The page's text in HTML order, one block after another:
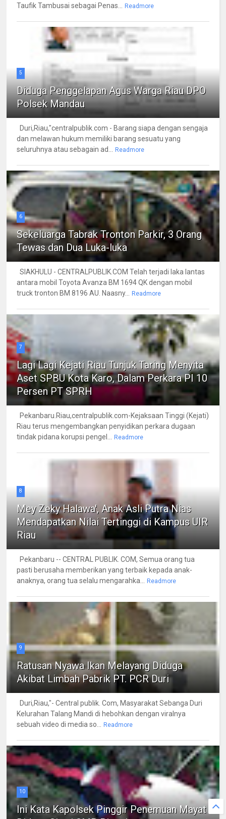
Taufik Tambusai sebagai Penas...
Readmore
5
Diduga Penggelapan Agus Warga Riau DPO
Polsek Mandau
Duri,Riau,"centralpublik.com - Barang siapa dengan sengaja
dan melawan hukum memiliki barang sesuatu yang
seluruhnya atau sebagain ad...
Readmore
6
Sekeluarga Tabrak Tronton Parkir, 3 Orang
Tewas dan Dua Luka-luka
SIAKHULU - CENTRALPUBLIK.COM Telah terjadi laka lantas
antara mobil Toyota Avanza BM 1694 QK dengan mobil
truck tronton BM 8196 AU. Naasny...
Readmore
7
Lagi Lagi Kejati Riau Tunjuk Taring Menyita
Aset SPBU Kota Karo, Dalam Perkara PI 10
Persen PT SPRH
Pekanbaru.Riau,centralpublik.com-Kejaksaan Tinggi (Kejati)
Riau terus mengembangkan penyidikan perkara dugaan
tindak pidana korupsi pengel...
Readmore
8
Mey Zeky Halawa', Anak Asli Putra Nias
Mendapatkan Nilai Tertinggi di Kampus UIR
Riau
Pekanbaru -- CENTRAL PUBLIK. COM, Semua orang tua
pasti berusaha memberikan yang terbaik kepada anak-
anaknya, orang tua selalu mengarahka...
Readmore
9
Ratusan Nyawa Ikan Melayang Diduga
Akibat Limbah Pabrik PT. PCR Duri
Duri,Riau,"- Central publik. Com, Masyarakat Sebanga Duri
Kelurahan Talang Mandi di hebohkan dengan viralnya
sebuah video di media so...
Readmore
10
Ini Kata Kapolsek Pinggir Penemuan Mayat